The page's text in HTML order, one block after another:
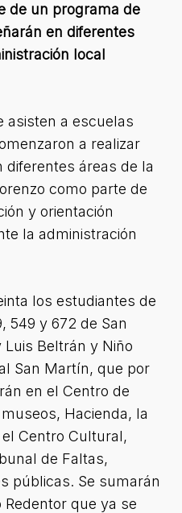
de un programa de
en diferentes
local
asisten a escuelas
a realizar
diferentes áreas de la
como parte de
y orientación
la administración
los estudiantes de
549 y 672 de San
Luis Beltrán y Niño
San Martín, que por
en el Centro de
Hacienda, la
Centro Cultural,
de Faltas,
públicas. Se sumarán
que ya se